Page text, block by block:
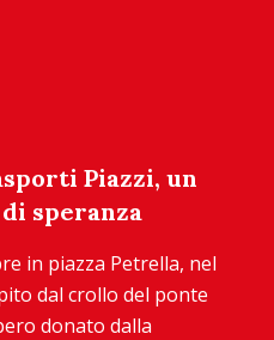
Piazzi, un
speranza
in piazza Petrella, nel
dal crollo del ponte
donato dalla